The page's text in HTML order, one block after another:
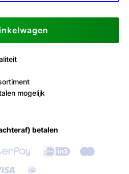
mogelijk
betalen